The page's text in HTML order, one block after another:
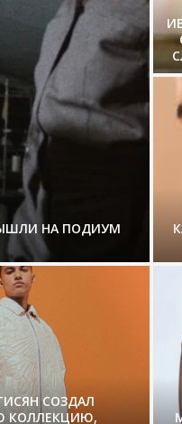
НА ПОДИУМ
СОЗДАЛ
КОЛЛЕКЦИЮ,